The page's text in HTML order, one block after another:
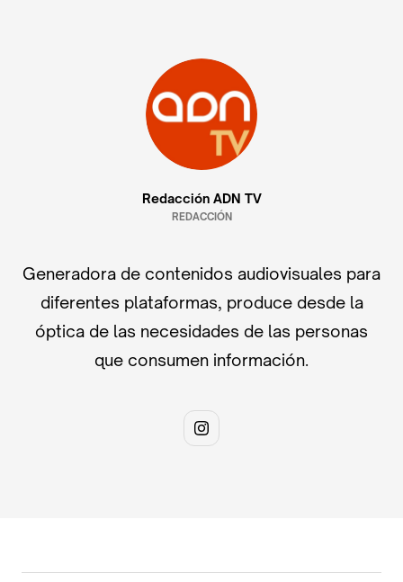
Redacción ADN TV
REDACCIÓN
Generadora de contenidos audiovisuales para
diferentes plataformas, produce desde la
óptica de las necesidades de las personas
que consumen información.